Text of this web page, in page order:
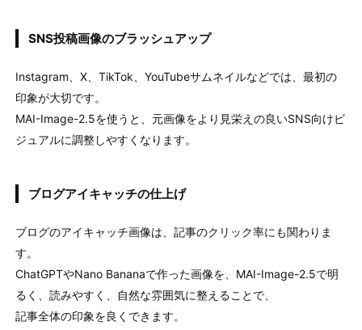
SNS投稿画像のブラッシュアップ
Instagram、X、TikTok、YouTubeサムネイルなどでは、最初の
印象が大切です。
MAI-Image-2.5を使うと、元画像をより見栄えの良いSNS向けビ
ジュアルに調整しやすくなります。
ブログアイキャッチの仕上げ
ブログのアイキャッチ画像は、記事のクリック率にも関わりま
す。
ChatGPTやNano Bananaで作った画像を、MAI-Image-2.5で明
るく、読みやすく、自然な雰囲気に整えることで、
記事全体の印象を良くできます。